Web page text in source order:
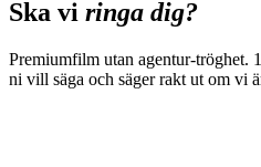
Ska vi ringa dig?
Premiumfilm utan agentur-
ni vill säga och säger rakt ut om vi